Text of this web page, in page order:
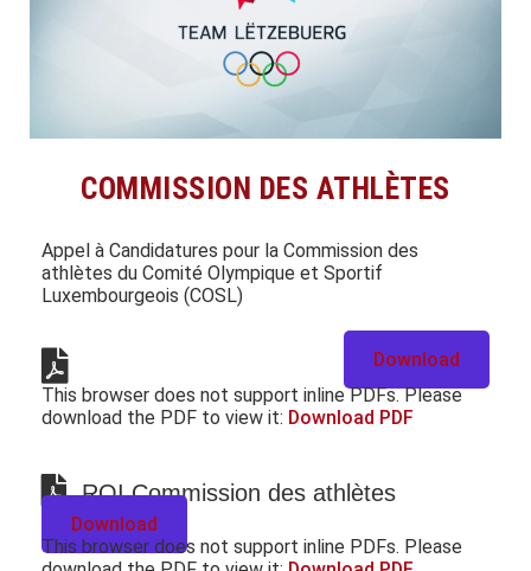
COMMISSION DES ATHLÈTES
Appel à Candidatures pour la Commission des
athlètes du Comité Olympique et Sportif
Luxembourgeois (COSL)
Download
This browser does not support inline PDFs. Please
download the PDF to view it: Download PDF
ROI Commission des athlètes
Download
This browser does not support inline PDFs. Please